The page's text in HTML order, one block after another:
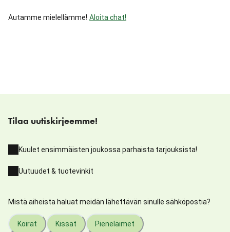
Autamme mielellämme! Aloita chat!
Tilaa uutiskirjeemme!
Kuulet ensimmäisten joukossa parhaista tarjouksista!
Uutuudet & tuotevinkit
Mistä aiheista haluat meidän lähettävän sinulle sähköpostia?
Koirat Kissat Pieneläimet